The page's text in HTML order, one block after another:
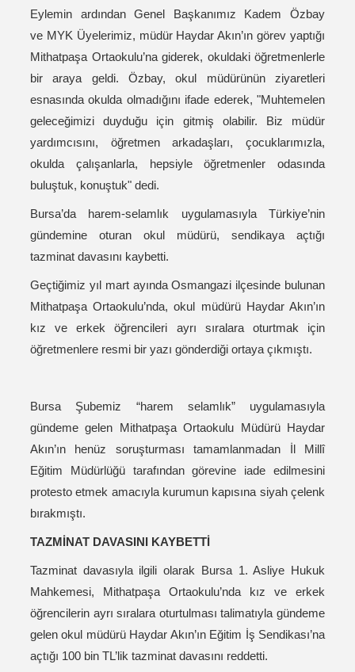
Eylemin ardından Genel Başkanımız Kadem Özbay
ve MYK Üyelerimiz, müdür Haydar Akın’ın görev yaptığı
Mithatpaşa Ortaokulu’na giderek, okuldaki öğretmenlerle
bir araya geldi. Özbay, okul müdürünün ziyaretleri
esnasında okulda olmadığını ifade ederek, "Muhtemelen
geleceğimizi duyduğu için gitmiş olabilir. Biz müdür
yardımcısını, öğretmen arkadaşları, çocuklarımızla,
okulda çalışanlarla, hepsiyle öğretmenler odasında
buluştuk, konuştuk" dedi.
Bursa’da harem-selamlık uygulamasıyla Türkiye’nin
gündemine oturan okul müdürü, sendikaya açtığı
tazminat davasını kaybetti.
Geçtiğimiz yıl mart ayında Osmangazi ilçesinde bulunan
Mithatpaşa Ortaokulu’nda, okul müdürü Haydar Akın’ın
kız ve erkek öğrencileri ayrı sıralara oturtmak için
öğretmenlere resmi bir yazı gönderdiği ortaya çıkmıştı.
Bursa Şubemiz “harem selamlık” uygulamasıyla
gündeme gelen Mithatpaşa Ortaokulu Müdürü Haydar
Akın’ın henüz soruşturması tamamlanmadan İl Millî
Eğitim Müdürlüğü tarafından görevine iade edilmesini
protesto etmek amacıyla kurumun kapısına siyah çelenk
bırakmıştı.
TAZMİNAT DAVASINI KAYBETTİ
Tazminat davasıyla ilgili olarak Bursa 1. Asliye Hukuk
Mahkemesi, Mithatpaşa Ortaokulu’nda kız ve erkek
öğrencilerin ayrı sıralara oturtulması talimatıyla gündeme
gelen okul müdürü Haydar Akın’ın Eğitim İş Sendikası’na
açtığı 100 bin TL’lik tazminat davasını reddetti.